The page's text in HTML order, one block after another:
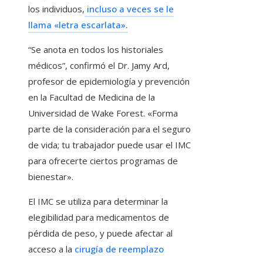
los individuos, incluso a veces se le
llama «letra escarlata».
“Se anota en todos los historiales
médicos”, confirmó el Dr. Jamy Ard,
profesor de epidemiología y prevención
en la Facultad de Medicina de la
Universidad de Wake Forest. «Forma
parte de la consideración para el seguro
de vida; tu trabajador puede usar el IMC
para ofrecerte ciertos programas de
bienestar».
El IMC se utiliza para determinar la
elegibilidad para medicamentos de
pérdida de peso, y puede afectar al
acceso a la cirugía de reemplazo